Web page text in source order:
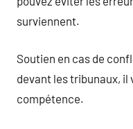
surviennent.
Soutien en cas de
devant les tribunaux, il
compétence.